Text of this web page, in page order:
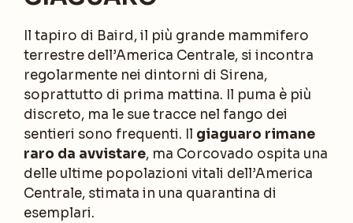
Il tapiro di Baird, il più grande mammifero
terrestre dell’America Centrale, si incontra
regolarmente nei dintorni di Sirena,
soprattutto di prima mattina. Il puma è più
discreto, ma le sue tracce nel fango dei
sentieri sono frequenti. Il giaguaro rimane
raro da avvistare, ma Corcovado ospita una
delle ultime popolazioni vitali dell’America
Centrale, stimata in una quarantina di
esemplari.